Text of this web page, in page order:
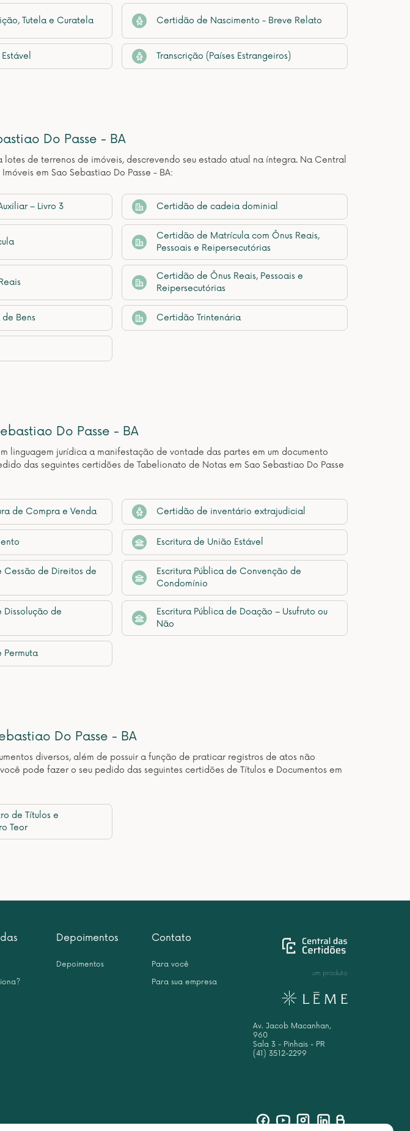
Tutela e Curatela Certidão de Nascimento - Breve Relato
Transcrição (Países Estrangeiros)
Do Passe - BA
de terrenos de imóveis, descrevendo seu estado atual na íntegra. Na Central
em Sao Sebastiao Do Passe - BA:
– Livro 3 Certidão de cadeia dominial
Certidão de Matrícula com Ônus Reais,
Pessoais e Reipersecutórias
Certidão de Ônus Reais, Pessoais e
Reipersecutórias
Bens Certidão Trintenária
Do Passe - BA
jurídica a manifestação de vontade das partes em um documento
das seguintes certidões de Tabelionato de Notas em Sao Sebastiao Do Passe
de Compra e Venda Certidão de inventário extrajudicial
Escritura de União Estável
Cessão de Direitos de
Escritura Pública de Convenção de
Condomínio
Dissolução de
Escritura Pública de Doação – Usufruto ou
Não
Permuta
Do Passe - BA
diversos, além de possuir a função de praticar registros de atos não
pode fazer o seu pedido das seguintes certidões de Títulos e Documentos em
de Títulos e
Teor
Depoimentos
Depoimentos
Contato
Para você
Para sua empresa
um produto
Av. Jacob Macanhan,
960
Sala 3 - Pinhais - PR
(41) 3512-2299